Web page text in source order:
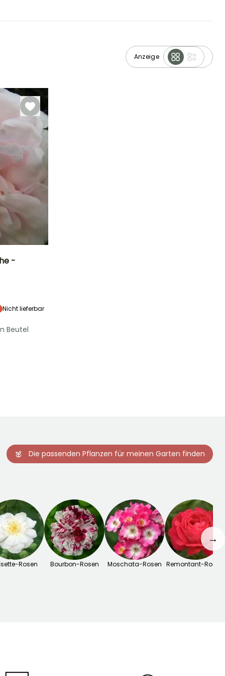
Anzeige
-
Nicht lieferbar
Beutel
Die passenden Pflanzen für meinen Garten finden
Rosen Bourbon-Rosen Moschata-Rosen Remontant-Rosen
→